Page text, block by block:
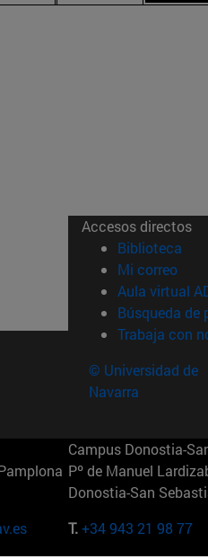
Accesos directos
Biblioteca
Mi correo
Aula virtual
Búsqueda de
Trabaja con
© Universidad de
Navarra
Campus Donostia-
Pº de Manuel
Donostia-San
T.+34 943 21 98 77